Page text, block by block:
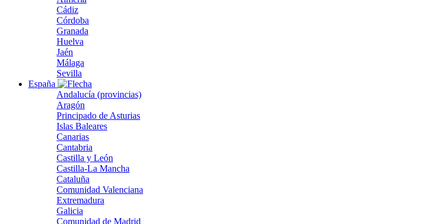
Cádiz
Córdoba
Granada
Huelva
Jaén
Málaga
Sevilla
España
Andalucía (provincias)
Aragón
Principado de Asturias
Islas Baleares
Canarias
Cantabria
Castilla y León
Castilla-La Mancha
Cataluña
Comunidad Valenciana
Extremadura
Galicia
Comunidad de Madrid